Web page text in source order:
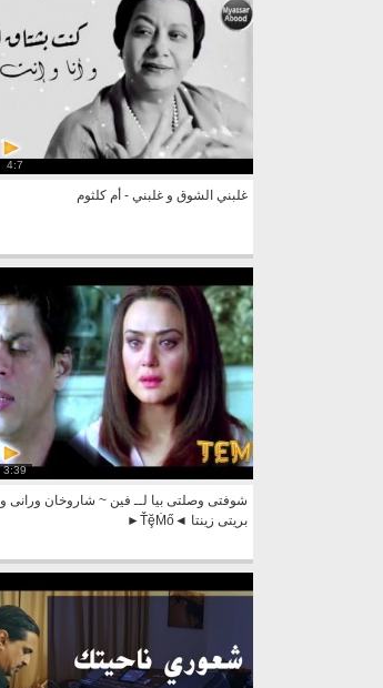
4:7
غلبني الشوق و غلبني - أم كلثوم
3:39
شوفتى وصلتى بيا لــ فين ~ شاروخان ورانى و
بريتى زينتا ◄ŤḝṀő►